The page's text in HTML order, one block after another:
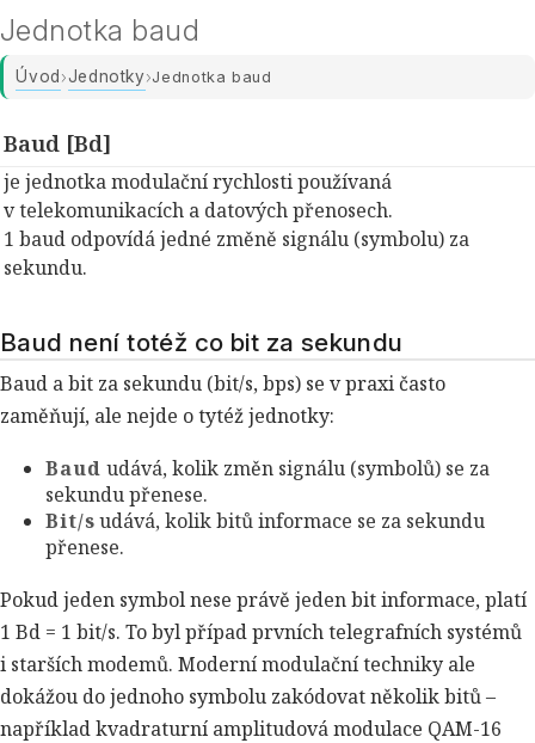
Jednotka baud
Úvod›Jednotky›Jednotka baud
Baud [Bd]
je jednotka modulační rychlosti používaná
v telekomunikacích a datových přenosech.
1 baud odpovídá jedné změně signálu (symbolu) za
sekundu.
Baud není totéž co bit za sekundu
Baud a bit za sekundu (bit/s, bps) se v praxi často
zaměňují, ale nejde o tytéž jednotky:
Baud udává, kolik změn signálu (symbolů) se za
sekundu přenese.
Bit/sudává, kolik bitů informace se za sekundu
přenese.
Pokud jeden symbol nese právě jeden bit informace, platí
1 Bd = 1 bit/s. To byl případ prvních telegrafních systémů
i starších modemů. Moderní modulační techniky ale
dokážou do jednoho symbolu zakódovat několik bitů –
například kvadraturní amplitudová modulace QAM-16